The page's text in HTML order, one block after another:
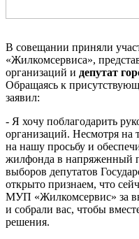
В совещании приняли
«Жилкомсервиса»,
организаций и депутат
Обращаясь к
заявил:
- Я хочу поблагодарить
организаций. Несмотря на
на нашу просьбу и
жилфонда в напряженный
выборов депутатов
открыто признаем, что
МУП «Жилкомсервис» за
и собрали вас, чтобы
решения.